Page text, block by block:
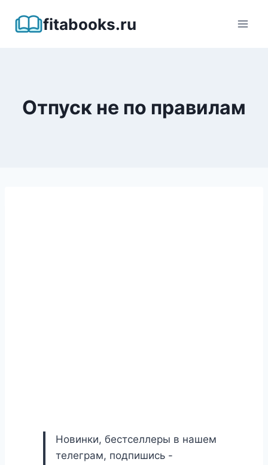
fitabooks.ru
Отпуск не по правилам
Новинки, бестселлеры в нашем
телеграм, подпишись -